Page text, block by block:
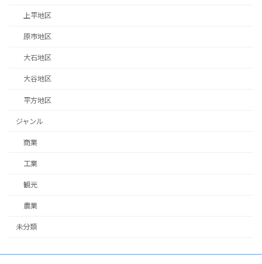
上平地区
原市地区
大石地区
大谷地区
平方地区
ジャンル
商業
工業
観光
農業
未分類